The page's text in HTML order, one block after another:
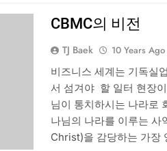
CBMC의 비전
TJ Baek 10 Years Ago
비즈니스 세계는 기독실
서 섬겨야 할 일터 현장
님이 통치하시는 나라로
나님의 나라를 이루는
Christ)을 감당하는 가장